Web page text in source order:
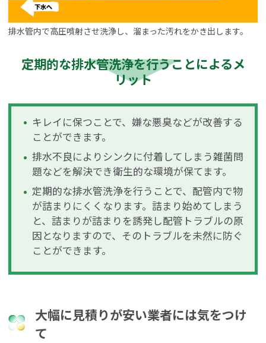
排水管内で高圧噴射させ洗浄し、溜まった汚れをかき出します。
定期的な排水管洗浄を行うことによるメ
リット
キレイに保つことで、嫌な悪臭などが改善する
ことができます。
排水不良によりシンクに付着してしまう雑菌問
題などを解決でき衛生的な環境が保てます。
定期的な排水管洗浄を行うことで、配管内で物
が詰まりにくくなります。詰まり始めてしまう
と、詰まりが詰まりを誘発し配管トラブルの原
因となりますので、そのトラブルを未然に防ぐ
ことができます。
大幅に見積りが安い業者には気をつけ
て